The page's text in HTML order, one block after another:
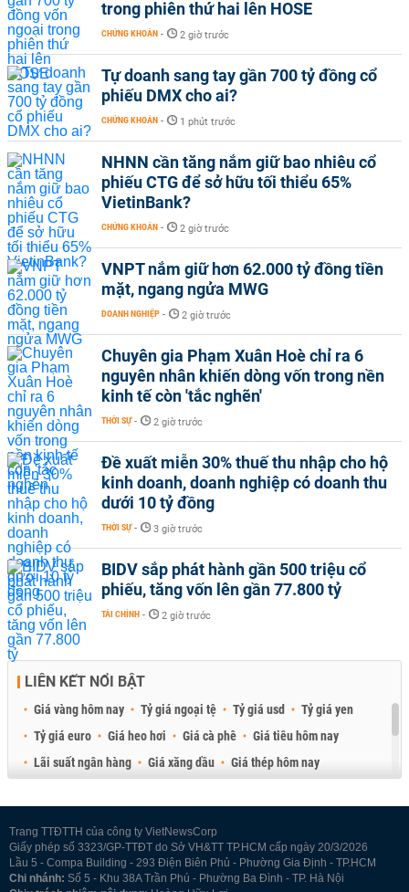
trong phiên thứ hai lên HOSE
CHỨNG KHOÁN - 2 giờ trước
Tự doanh sang tay gần 700 tỷ đồng cổ
phiếu DMX cho ai?
CHỨNG KHOÁN - 1 phút trước
NHNN cần tăng nắm giữ bao nhiêu cổ
phiếu CTG để sở hữu tối thiểu 65%
VietinBank?
CHỨNG KHOÁN - 2 giờ trước
VNPT nắm giữ hơn 62.000 tỷ đồng tiền
mặt, ngang ngửa MWG
DOANH NGHIỆP - 2 giờ trước
Chuyên gia Phạm Xuân Hoè chỉ ra 6
nguyên nhân khiến dòng vốn trong nền
kinh tế còn 'tắc nghẽn'
THỜI SỰ - 2 giờ trước
Đề xuất miễn 30% thuế thu nhập cho hộ
kinh doanh, doanh nghiệp có doanh thu
dưới 10 tỷ đồng
THỜI SỰ - 3 giờ trước
BIDV sắp phát hành gần 500 triệu cổ
phiếu, tăng vốn lên gần 77.800 tỷ
TÀI CHÍNH - 2 giờ trước
LIÊN KẾT NỔI BẬT
Giá vàng hôm nay Tỷ giá ngoại tệ Tỷ giá usd
Tỷ giá yen
Tỷ giá euro
Giá heo hơi Giá cà phê
Giá tiêu hôm nay
Lãi suất ngân hàng
Giá xăng dầu
Giá thép hôm nay
Trang TTĐTTH của công ty VietNewsCorp
Giấy phép số 3323/GP-TTĐT do Sở VH&TT TP.HCM cấp ngày 20/3/2026
Lầu 5 - Compa Building - 293 Điện Biên Phủ - Phường Gia Định - TP.HCM
Chi nhánh: Số 5 - Khu 38A Trần Phú - Phường Ba Đình - TP. Hà Nội